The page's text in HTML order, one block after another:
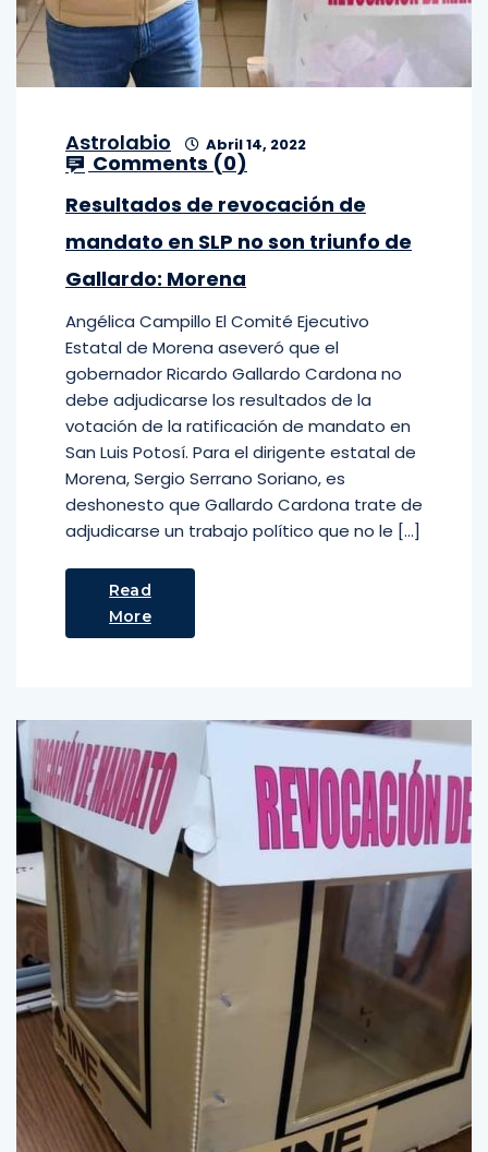
Astrolabio Abril 14, 2022
Comments (0)
Resultados de revocación de
mandato en SLP no son triunfo de
Gallardo: Morena
Angélica Campillo El Comité Ejecutivo
Estatal de Morena aseveró que el
gobernador Ricardo Gallardo Cardona no
debe adjudicarse los resultados de la
votación de la ratificación de mandato en
San Luis Potosí. Para el dirigente estatal de
Morena, Sergio Serrano Soriano, es
deshonesto que Gallardo Cardona trate de
adjudicarse un trabajo político que no le […]
Read
More